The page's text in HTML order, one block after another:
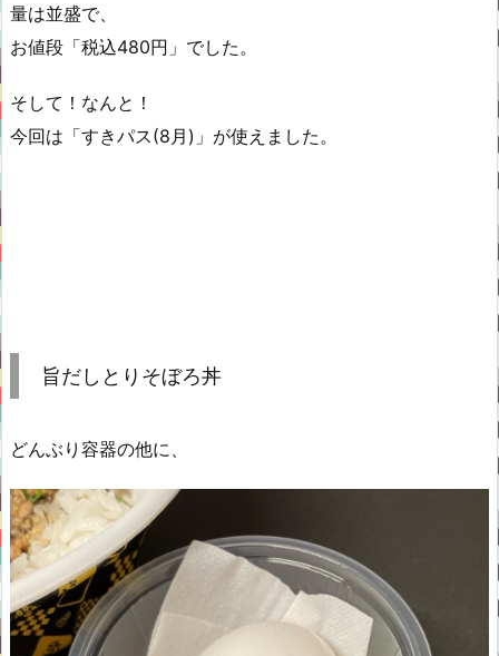
量は並盛で、
お値段「税込480円」でした。
そして！なんと！
今回は「すきパス(8月)」が使えました。
旨だしとりそぼろ丼
どんぶり容器の他に、